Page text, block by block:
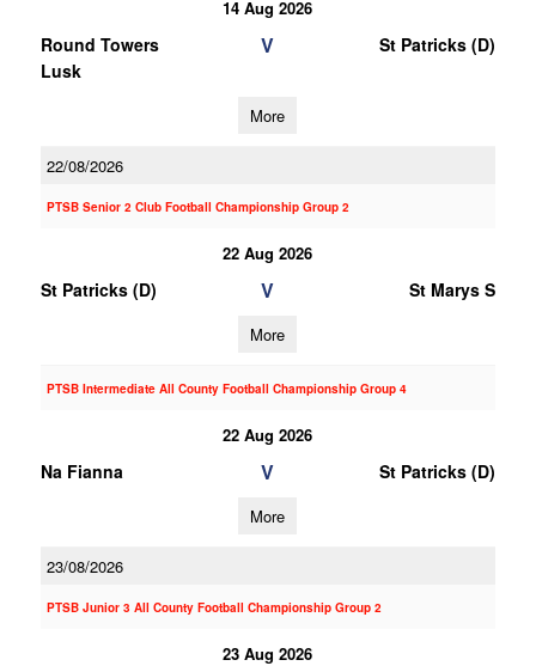
14 Aug 2026
Round Towers
Lusk
V St Patricks (D)
More
22/08/2026
PTSB Senior 2 Club Football Championship Group 2
22 Aug 2026
St Patricks (D) V St Marys S
More
PTSB Intermediate All County Football Championship Group 4
22 Aug 2026
Na Fianna V St Patricks (D)
More
23/08/2026
PTSB Junior 3 All County Football Championship Group 2
23 Aug 2026